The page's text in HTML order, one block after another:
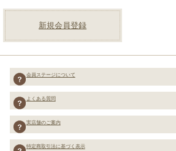
新規会員登録
会員ステージについて
よくある質問
実店舗のご案内
特定商取引法に基づく表示